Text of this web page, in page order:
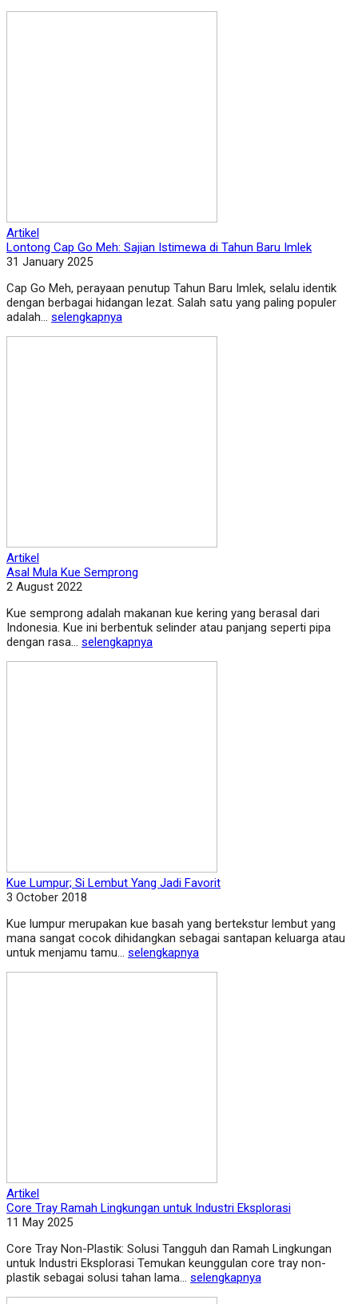
Artikel
Lontong Cap Go Meh: Sajian Istimewa di Tahun Baru Imlek
31 January 2025
Cap Go Meh, perayaan penutup Tahun Baru Imlek, selalu identik
dengan berbagai hidangan lezat. Salah satu yang paling populer
adalah... selengkapnya
Artikel
Asal Mula Kue Semprong
2 August 2022
Kue semprong adalah makanan kue kering yang berasal dari
Indonesia. Kue ini berbentuk selinder atau panjang seperti pipa
dengan rasa... selengkapnya
Kue Lumpur; Si Lembut Yang Jadi Favorit
3 October 2018
Kue lumpur merupakan kue basah yang bertekstur lembut yang
mana sangat cocok dihidangkan sebagai santapan keluarga atau
untuk menjamu tamu... selengkapnya
Artikel
Core Tray Ramah Lingkungan untuk Industri Eksplorasi
11 May 2025
Core Tray Non-Plastik: Solusi Tangguh dan Ramah Lingkungan
untuk Industri Eksplorasi Temukan keunggulan core tray non-
plastik sebagai solusi tahan lama... selengkapnya